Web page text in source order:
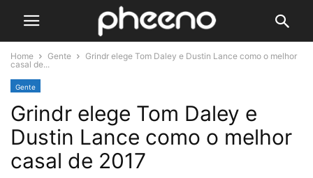
Home Gente
Grindr elege Tom Daley e Dustin Lance como o melhor
casal de...
Gente
Grindr elege Tom Daley e
Dustin Lance como o melhor
casal de 2017